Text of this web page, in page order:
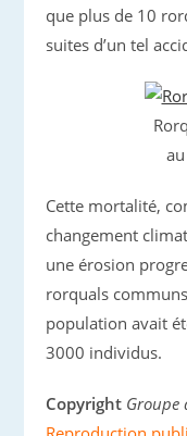
que plus de 10
suites d’un tel
Cette mortalité,
changement
une érosion
rorquals
population avait
3000 individus.
Copyright Groupe